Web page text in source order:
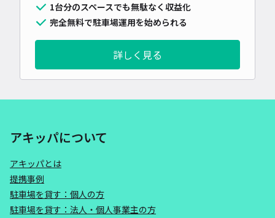
1台分のスペースでも無駄なく収益化
完全無料で駐車場運用を始められる
詳しく見る
アキッパについて
アキッパとは
提携事例
駐車場を貸す：個人の方
駐車場を貸す：法人・個人事業主の方